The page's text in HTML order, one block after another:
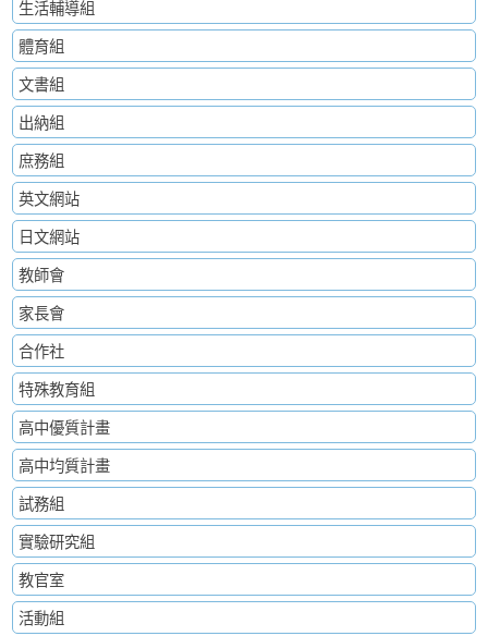
生活輔導組
體育組
文書組
出納組
庶務組
英文網站
日文網站
教師會
家長會
合作社
特殊教育組
高中優質計畫
高中均質計畫
試務組
實驗研究組
教官室
活動組